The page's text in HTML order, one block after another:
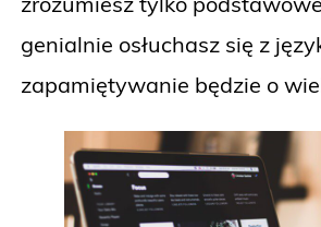
genialnie osłuchasz się z
zapamiętywanie będzie o